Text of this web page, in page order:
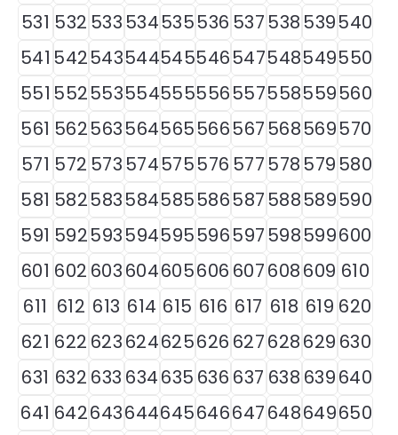
531 532 533534535536 537538539540
541 542543544545546547548549550
551 552553554555556557558559560
561 562563564565566567568569570
571 572 573574575576 577578579580
581 582583584585586587588589590
591 592593594595596597598599600
601 602 603604605606 607608609 610
611 612 613 614 615 616 617 618 619 620
621 622 623624625626 627628629 630
631 632 633 634635 636 637 638 639640
641 642643644645646647648649650